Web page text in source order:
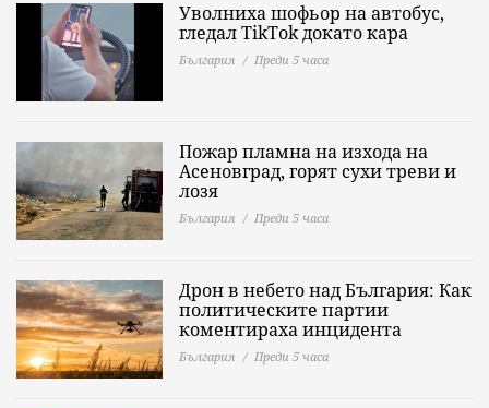
Уволниха шофьор на автобус,
гледал TikTok докато кара
България Преди 5 часа
Пожар пламна на изхода на
Асеновград, горят сухи треви и
лозя
България Преди 5 часа
Дрон в небето над България: Как
политическите партии
коментираха инцидента
България Преди 5 часа